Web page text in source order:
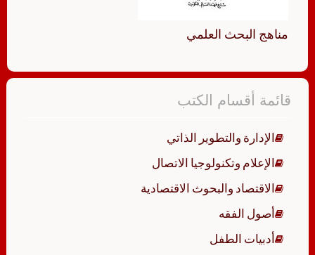
مناهج البحث العلمي
قائمة أقسام الكتب
الإدارة والتطوير الذاتي
الإعلام وتكنولوجيا الاتصال
الاقتصاد والبحوث الاقتصادية
أصول الفقه
أدبيات الطفل